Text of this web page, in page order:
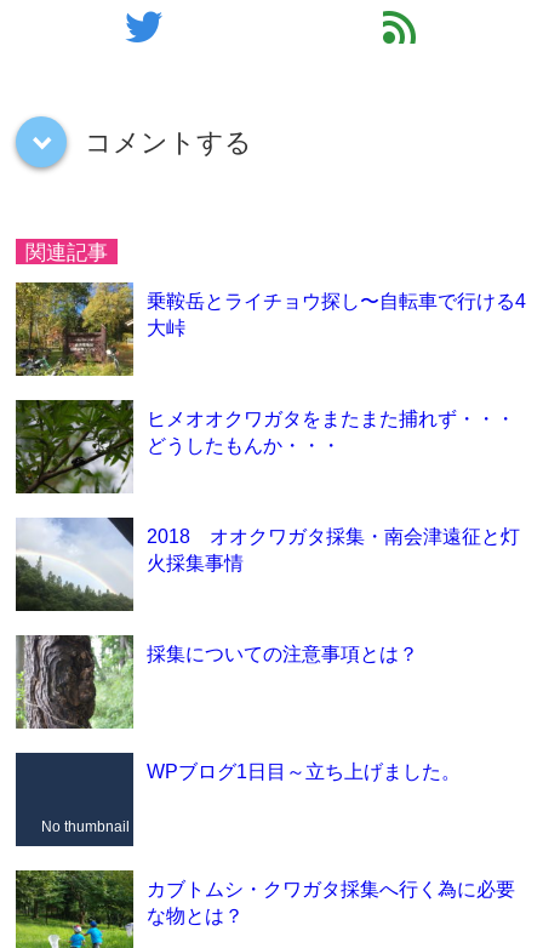
twitter feed
down コメントする
関連記事
乗鞍岳とライチョウ探し〜自転車で行ける4
大峠
ヒメオオクワガタをまたまた捕れず・・・
どうしたもんか・・・
2018 オオクワガタ採集・南会津遠征と灯
火採集事情
採集についての注意事項とは？
No thumbnail
WPブログ1日目～立ち上げました。
カブトムシ・クワガタ採集へ行く為に必要
な物とは？